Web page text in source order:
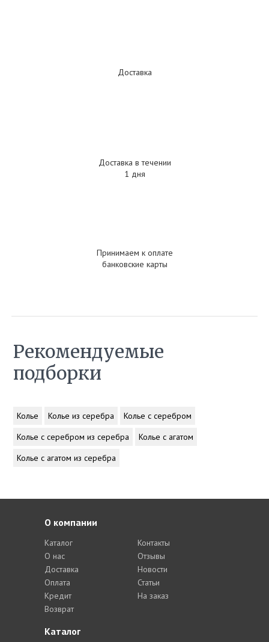
Доставка
Доставка в течении
1 дня
Принимаем к оплате
банковские карты
Рекомендуемые
подборки
Колье Колье из серебра
Колье с серебром
Колье с серебром из серебра
Колье с агатом
Колье с агатом из серебра
Каталог
О компании
Каталог
О нас
Доставка
Оплата
Кредит
Возврат
Контакты
Отзывы
Новости
Статьи
На заказ